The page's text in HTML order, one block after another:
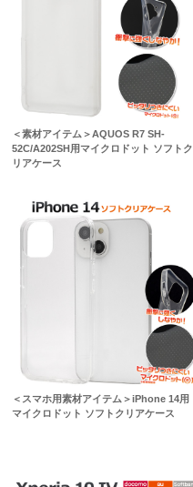
＜素材アイテム＞AQUOS R7 SH-
52C/A202SH用マイクロドット ソフトク
リアケース
＜スマホ用素材アイテム＞iPhone 14用
マイクロドット ソフトクリアケース